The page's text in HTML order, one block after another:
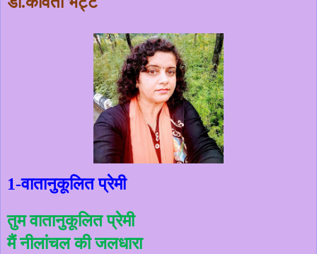
1-वातानुकूलित प्रेमी
तुम वातानुकूलित प्रेमी
मैं नीलांचल की जलधारा